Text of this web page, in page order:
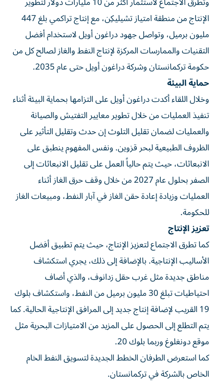
الإنتاج من منطقة امتياز تشيليكِن، مع إنتاج تراكمي بلغ 447
مليون برميل، وتواصل جهود دراغون أويل لاستخدام أفضل
التقنيات والممارسات المركزة لإنتاج النفط والغاز لصالح كل من
حكومة تركمانستان وشركة دراغون أويل حتى عام 2035.
حماية البيئة
وخلال اللقاء أكدت دراغون أويل على التزامها بحماية البيئة أثناء
تنفيذ العمليات من خلال تطوير معايير التفتيش والصيانة
والعمليات لضمان تقليل التلوث إن حدث وتقليل التأثير على
الظروف الطبيعية لبحر قزوين. ونفس المفهوم ينطبق على
الانبعاثات، حيث يتم حالياً العمل على تقليل الانبعاثات إلى
الصفر بحلول عام 2027 من خلال وقف حرق الغاز أثناء
العمليات وزيادة إعادة حقن الغاز في آبار النفط، ومبيعات الغاز
للحكومة.
تعزيز الإنتاج
كما تطرق الاجتماع لتعزيز الإنتاج، حيث يتم تطبيق أفضل
الأساليب الإنتاجية. بالإضافة إلى ذلك، يجري استكشاف
مناطق جديدة مثل غرب حقل زدانوف، والذي أضاف
احتياطيات تبلغ 30 مليون برميل من النفط، واستكشاف بلوك
19 القريب لإضافة إنتاج جديد إلى المرافق الإنتاجية الحالية. كما
يتم التطلع إلى الحصول على المزيد من الامتيازات البحرية مثل
موقع دونغلوغ وربما بلوك 20.
كما استعرض الطرفان الخطط الجديدة لتسويق النفط الخام
الخاص بالشركة في تركمانستان.